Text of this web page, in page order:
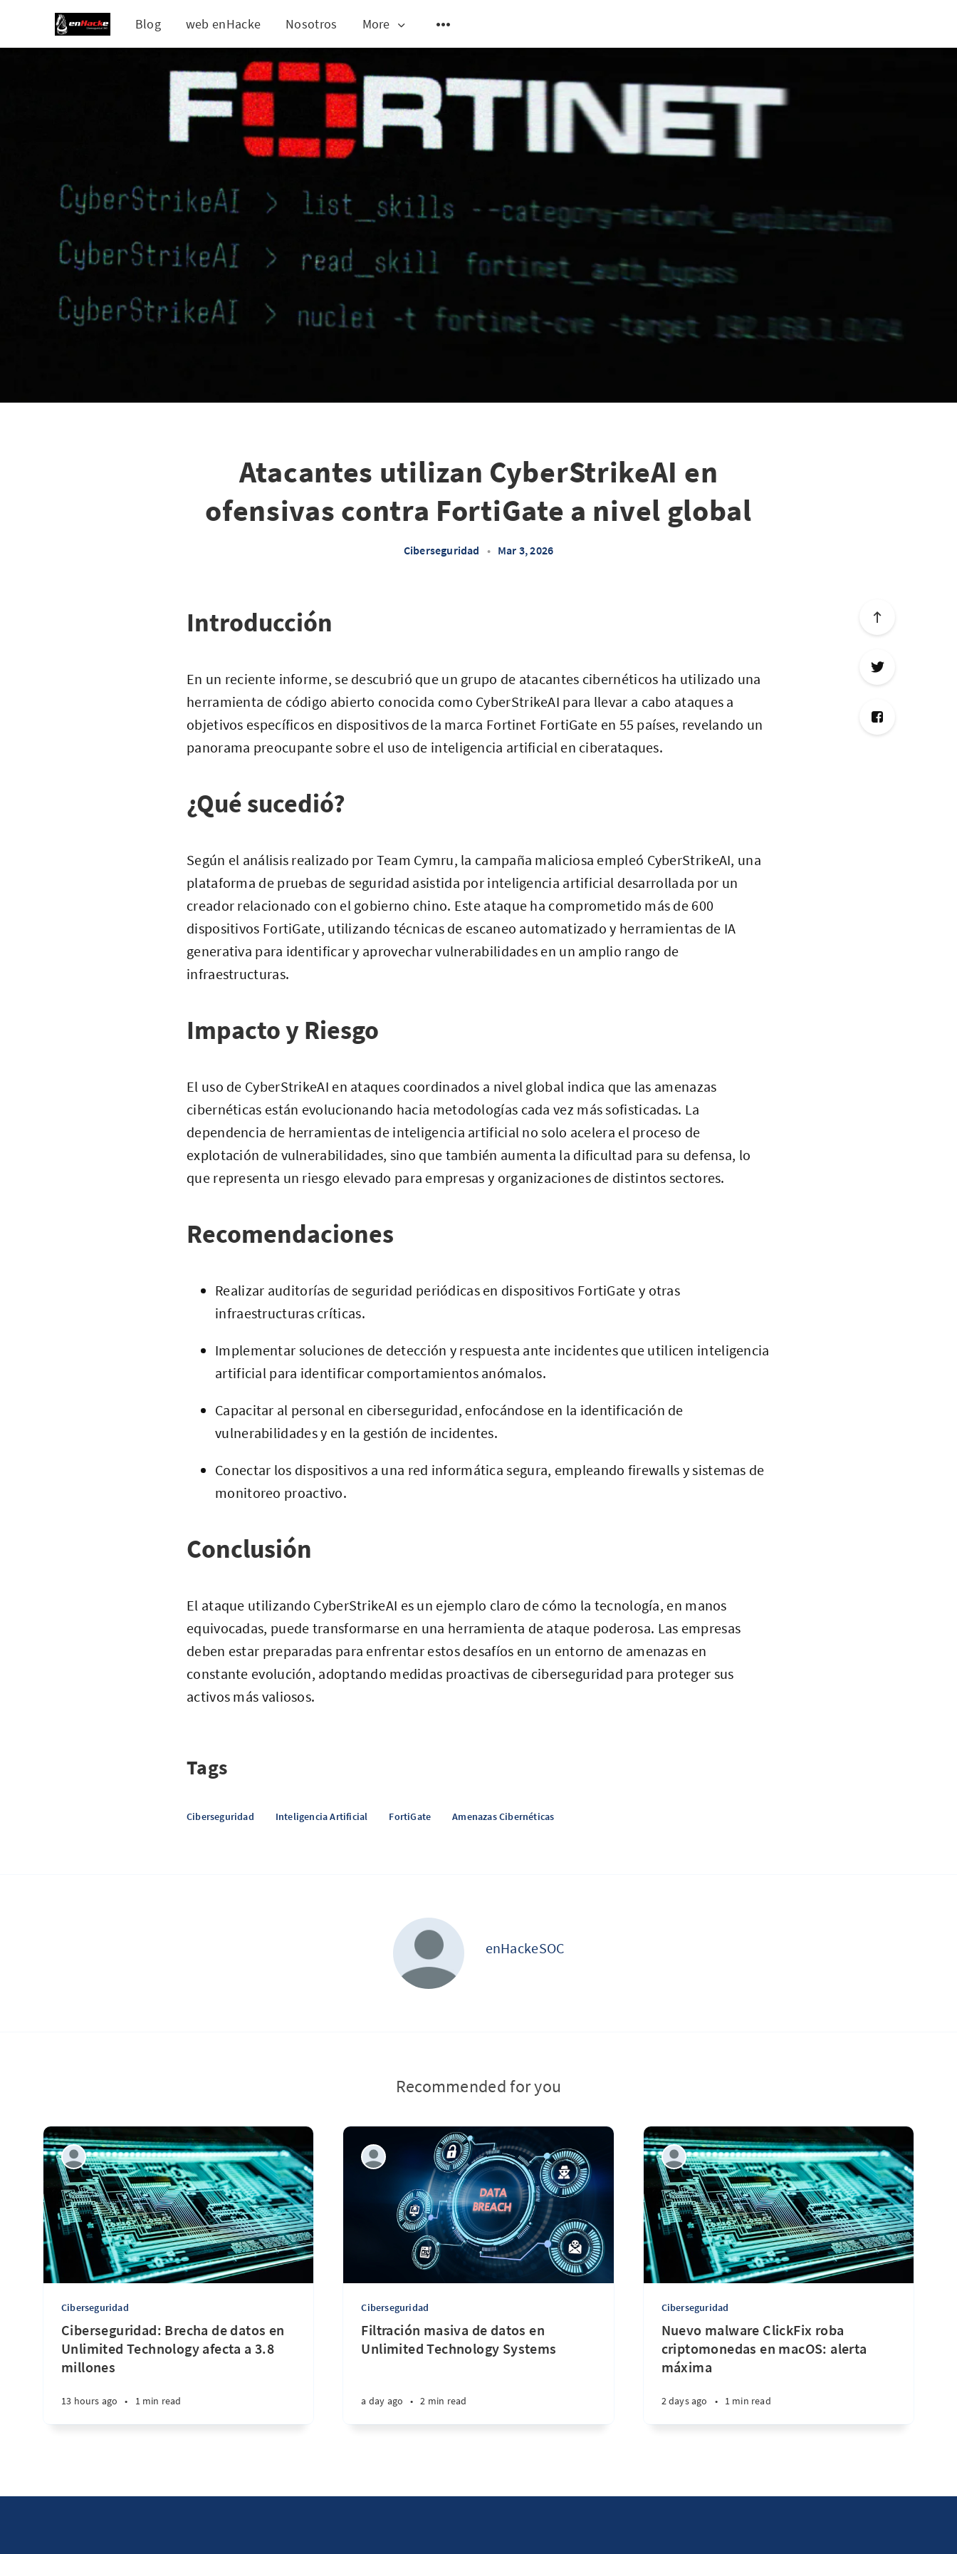
Blog web enHacke Nosotros More
Atacantes utilizan CyberStrikeAI en
ofensivas contra FortiGate a nivel global
Ciberseguridad • Mar 3, 2026
Introducción
En un reciente informe, se descubrió que un grupo de atacantes cibernéticos ha utilizado una
herramienta de código abierto conocida como CyberStrikeAI para llevar a cabo ataques a
objetivos específicos en dispositivos de la marca Fortinet FortiGate en 55 países, revelando un
panorama preocupante sobre el uso de inteligencia artificial en ciberataques.
¿Qué sucedió?
Según el análisis realizado por Team Cymru, la campaña maliciosa empleó CyberStrikeAI, una
plataforma de pruebas de seguridad asistida por inteligencia artificial desarrollada por un
creador relacionado con el gobierno chino. Este ataque ha comprometido más de 600
dispositivos FortiGate, utilizando técnicas de escaneo automatizado y herramientas de IA
generativa para identificar y aprovechar vulnerabilidades en un amplio rango de
infraestructuras.
Impacto y Riesgo
El uso de CyberStrikeAI en ataques coordinados a nivel global indica que las amenazas
cibernéticas están evolucionando hacia metodologías cada vez más sofisticadas. La
dependencia de herramientas de inteligencia artificial no solo acelera el proceso de
explotación de vulnerabilidades, sino que también aumenta la dificultad para su defensa, lo
que representa un riesgo elevado para empresas y organizaciones de distintos sectores.
Recomendaciones
Realizar auditorías de seguridad periódicas en dispositivos FortiGate y otras
infraestructuras críticas.
Implementar soluciones de detección y respuesta ante incidentes que utilicen inteligencia
artificial para identificar comportamientos anómalos.
Capacitar al personal en ciberseguridad, enfocándose en la identificación de
vulnerabilidades y en la gestión de incidentes.
Conectar los dispositivos a una red informática segura, empleando firewalls y sistemas de
monitoreo proactivo.
Conclusión
El ataque utilizando CyberStrikeAI es un ejemplo claro de cómo la tecnología, en manos
equivocadas, puede transformarse en una herramienta de ataque poderosa. Las empresas
deben estar preparadas para enfrentar estos desafíos en un entorno de amenazas en
constante evolución, adoptando medidas proactivas de ciberseguridad para proteger sus
activos más valiosos.
Tags
Ciberseguridad Inteligencia Artificial FortiGate Amenazas Cibernéticas
enHackeSOC
Recommended for you
Ciberseguridad
Ciberseguridad: Brecha de datos en
Unlimited Technology afecta a 3.8
millones
13 hours ago • 1 min read
Ciberseguridad
Filtración masiva de datos en
Unlimited Technology Systems
a day ago • 2 min read
Ciberseguridad
Nuevo malware ClickFix roba
criptomonedas en macOS: alerta
máxima
2 days ago • 1 min read